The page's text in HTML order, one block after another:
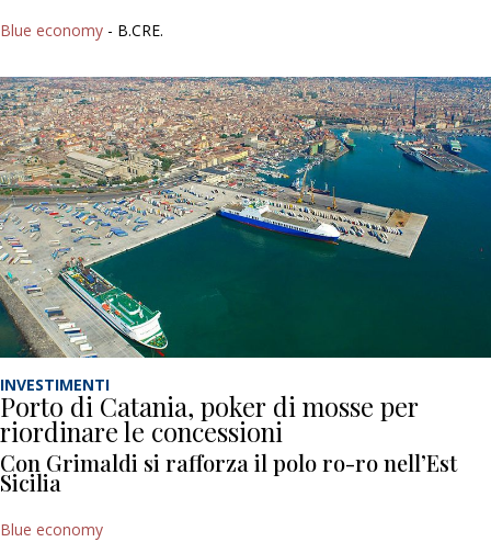
Blue economy - B.CRE.
INVESTIMENTI
Porto di Catania, poker di mosse per
riordinare le concessioni
Con Grimaldi si rafforza il polo ro-ro nell’Est
Sicilia
Blue economy